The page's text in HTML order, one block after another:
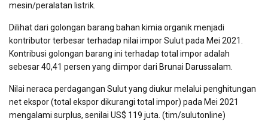
mesin/peralatan listrik.
Dilihat dari golongan barang bahan kimia organik menjadi
kontributor terbesar terhadap nilai impor Sulut pada Mei 2021.
Kontribusi golongan barang ini terhadap total impor adalah
sebesar 40,41 persen yang diimpor dari Brunai Darussalam.
Nilai neraca perdagangan Sulut yang diukur melalui penghitungan
net ekspor (total ekspor dikurangi total impor) pada Mei 2021
mengalami surplus, senilai US$ 119 juta. (tim/sulutonline)